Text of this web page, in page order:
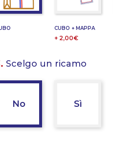
CUBO + MAPPA
+ 2,00€
Scelgo un ricamo
No Sì